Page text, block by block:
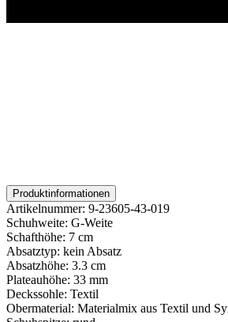
Produktinformationen
Artikelnummer: 9-23605-43-019
Schuhweite: G-Weite
Schafthöhe: 7 cm
Absatztyp: kein Absatz
Absatzhöhe: 3.3 cm
Plateauhöhe: 33 mm
Deckssohle: Textil
Obermaterial: Materialmix aus Textil und